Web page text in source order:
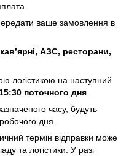
ваше замовлення в
АЗС, ресторани,
логістикою на наступний
15:30 поточного дня
часу, будуть
дня.
термін відправки може
та логістики. У разі